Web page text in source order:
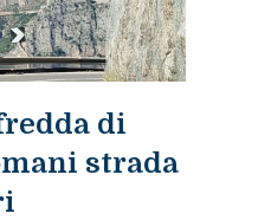
di
strada